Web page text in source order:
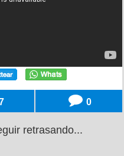
0
retrasando...